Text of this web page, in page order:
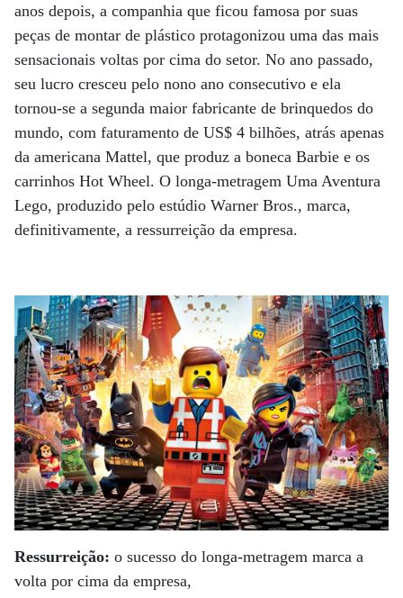
anos depois, a companhia que ficou famosa por suas
peças de montar de plástico protagonizou uma das mais
sensacionais voltas por cima do setor. No ano passado,
seu lucro cresceu pelo nono ano consecutivo e ela
tornou-se a segunda maior fabricante de brinquedos do
mundo, com faturamento de US$ 4 bilhões, atrás apenas
da americana Mattel, que produz a boneca Barbie e os
carrinhos Hot Wheel. O longa-metragem Uma Aventura
Lego, produzido pelo estúdio Warner Bros., marca,
definitivamente, a ressurreição da empresa.
Ressurreição: o sucesso do longa-metragem marca a
volta por cima da empresa,